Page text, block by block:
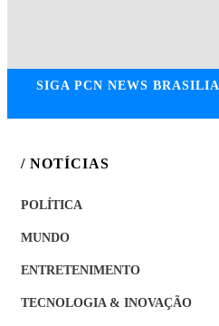
SIGA PCN NEWS BRASILIA
/ NOTÍCIAS
POLÍTICA
MUNDO
ENTRETENIMENTO
TECNOLOGIA & INOVAÇÃO